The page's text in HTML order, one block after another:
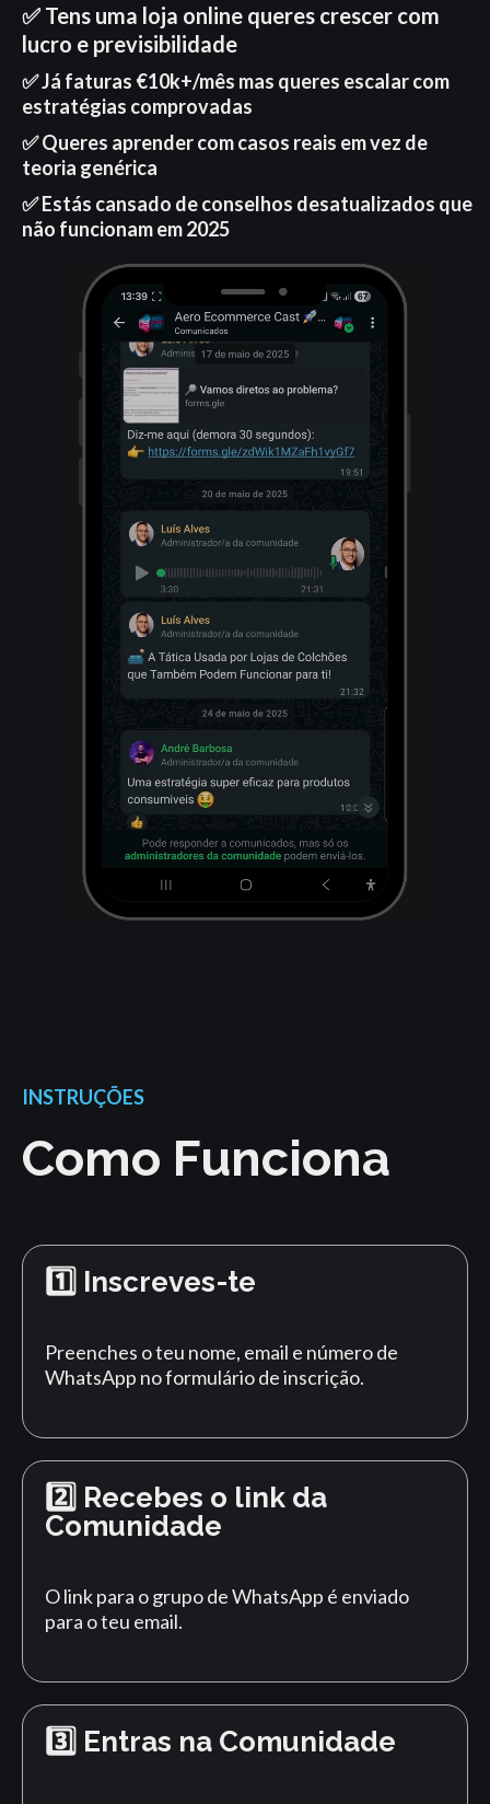
✅ Tens uma loja online queres crescer com
lucro e previsibilidade
✅ Já faturas €10k+/mês mas queres escalar com
estratégias comprovadas
✅ Queres aprender com casos reais em vez de
teoria genérica
✅ Estás cansado de conselhos desatualizados que
não funcionam em 2025
INSTRUÇÕES
Como Funciona
1️⃣ Inscreves-te
Preenches o teu nome, email e número de
WhatsApp no formulário de inscrição.
2️⃣ Recebes o link da
Comunidade
O link para o grupo de WhatsApp é enviado
para o teu email.
3️⃣ Entras na Comunidade